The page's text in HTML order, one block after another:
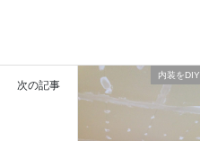
内装をDIY
次の記事